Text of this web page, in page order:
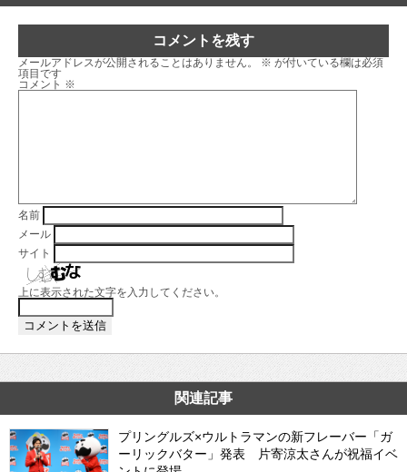
コメントを残す
メールアドレスが公開されることはありません。 ※ が付いている欄は必須
項目です
コメント ※
名前
メール
サイト
上に表示された文字を入力してください。
関連記事
プリングルズ×ウルトラマンの新フレーバー「ガ
ーリックバター」発表 片寄涼太さんが祝福イベ